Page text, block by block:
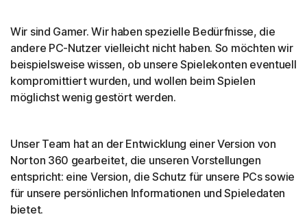
Wir sind Gamer. Wir haben spezielle Bedürfnisse, die
andere PC-Nutzer vielleicht nicht haben. So möchten wir
beispielsweise wissen, ob unsere Spielekonten eventuell
kompromittiert wurden, und wollen beim Spielen
möglichst wenig gestört werden.
Unser Team hat an der Entwicklung einer Version von
Norton 360 gearbeitet, die unseren Vorstellungen
entspricht: eine Version, die Schutz für unsere PCs sowie
für unsere persönlichen Informationen und Spieledaten
bietet.